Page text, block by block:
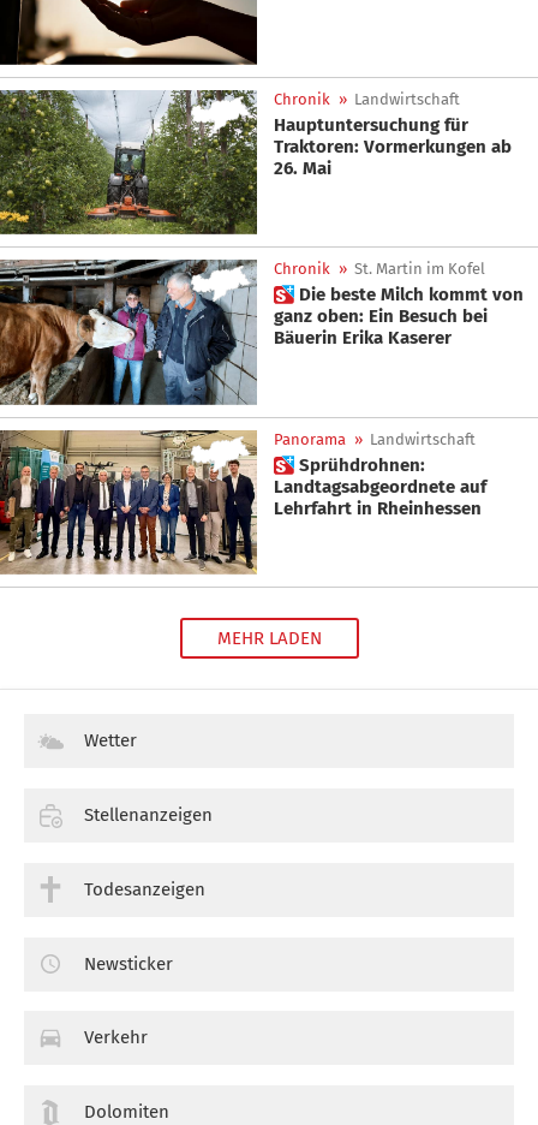
Chronik » Landwirtschaft
Hauptuntersuchung für
Traktoren: Vormerkungen ab
26. Mai
Chronik » St. Martin im Kofel
 Die beste Milch kommt von
ganz oben: Ein Besuch bei
Bäuerin Erika Kaserer
Panorama » Landwirtschaft
 Sprühdrohnen:
Landtagsabgeordnete auf
Lehrfahrt in Rheinhessen
MEHR LADEN
Wetter
Stellenanzeigen
Todesanzeigen
Newsticker
Verkehr
Dolomiten